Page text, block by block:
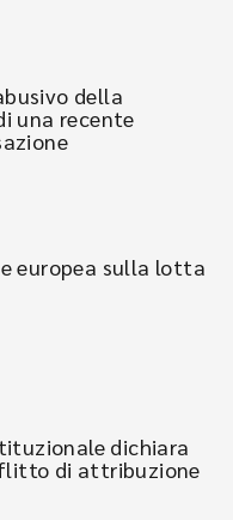
della
una recente
europea sulla lotta
dichiara
di attribuzione